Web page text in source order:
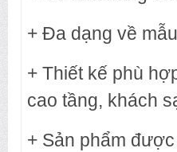
+ Đa dạng về
+ Thiết kế phù
cao tầng, khách
+ Sản phẩm